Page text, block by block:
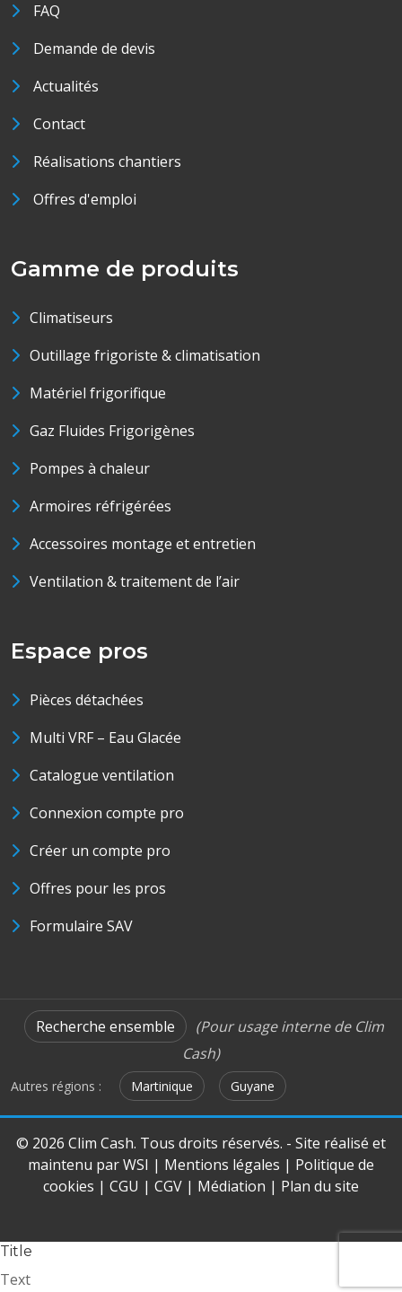
FAQ
Demande de devis
Actualités
Contact
Réalisations chantiers
Offres d'emploi
Gamme de produits
Climatiseurs
Outillage frigoriste & climatisation
Matériel frigorifique
Gaz Fluides Frigorigènes
Pompes à chaleur
Armoires réfrigérées
Accessoires montage et entretien
Ventilation & traitement de l’air
Espace pros
Pièces détachées
Multi VRF – Eau Glacée
Catalogue ventilation
Connexion compte pro
Créer un compte pro
Offres pour les pros
Formulaire SAV
Recherche ensemble
(Pour usage interne de Clim
Cash)
Autres régions : Martinique Guyane
© 2026 Clim Cash. Tous droits réservés. - Site réalisé et
maintenu parWSI | Mentions légales | Politique de
cookies | CGU | CGV | Médiation | Plan du site
Title
Text